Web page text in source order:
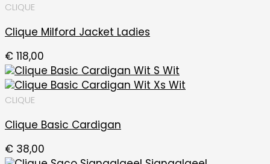
CLIQUE
Clique Milford Jacket Ladies
€ 118,00
CLIQUE
Clique Basic Cardigan
€ 38,00